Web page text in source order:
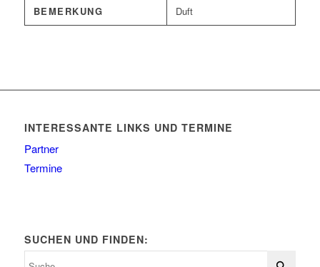
BEMERKUNG Duft
INTERESSANTE LINKS UND TERMINE
Partner
Termine
SUCHEN UND FINDEN: